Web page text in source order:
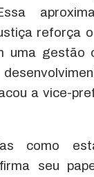
reforça
uma gestão
a vice-
como
seu